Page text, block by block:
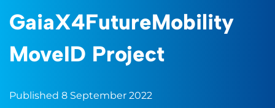
GaiaX4FutureMobility
MoveID Project
Published 8 September 2022